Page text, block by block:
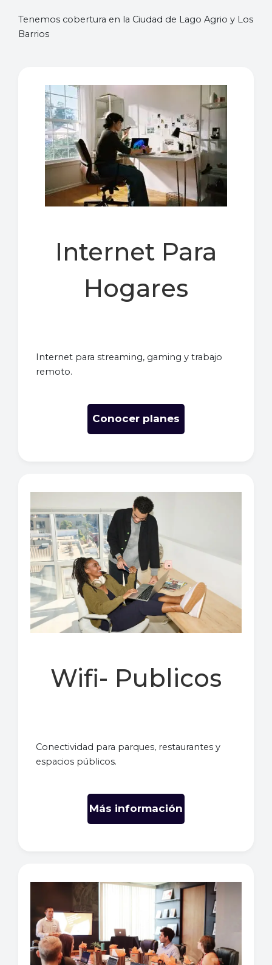
Tenemos cobertura en la Ciudad de Lago Agrio y Los
Barrios
Internet Para
Hogares
Internet para streaming, gaming y trabajo
remoto.
Conocer planes
Wifi- Publicos
Conectividad para parques, restaurantes y
espacios públicos.
Más información